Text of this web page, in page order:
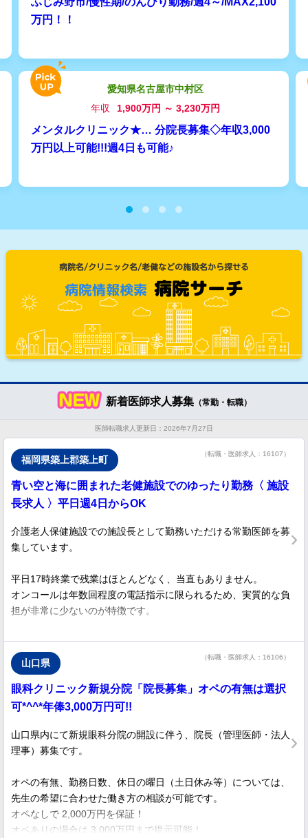
万円！！
愛知県名古屋市中村区
年収
1,900万円 ～ 3,230万円
メンタルクリニック★… 分院長募集◇年収3,000
万円以上可能!!!週4日も可能♪
病院名/クリニック名/老健などの施設名から探せる
病院情報検索 病院サーチ
新着医師求人募集（常勤・転職）
医師転職求人更新日：2026年7月27日
福岡県築上郡築上町
（転職・医師求人：16107）
青い空と海に囲まれた老健施設でのゆったり勤務〈 施設
長求人 〉平日週4日からOK
介護老人保健施設での施設長として勤務いただける常勤医師を募
集しています。
平日17時終業で残業はほとんどなく、当直もありません。
オンコールは年数回程度の電話指示に限られるため、実質的な負
担が非常に少ないのが特徴です。
入所者の健康管理が中心の穏やかな勤務ですので、ワークライフ
バランスを重視される先生や、セカンドキャリアをお考えの先生
に最適な求人です。
ゆとりある勤務環境をお探しの先生は、ぜひ一度ご検討くださ
い。
施設は緑豊かな大公園に隣接し、周防灘の青い海を一望できる風
光明媚なロケーションです。
山口県
（転職・医師求人：16106）
眼科クリニック新規分院「院長募集」オペの有無は選択
可*^^*年俸3,000万円可!!
山口県内にて新規眼科分院の開設に伴う、院長（管理医師・法人
理事）募集です。
オペの有無、勤務日数、休日の曜日（土日休み等）については、
先生の希望に合わせた働き方の相談が可能です。
オペなしで 2,000万円を保証！
オペありの場合は 3,000万円まで提示可能！